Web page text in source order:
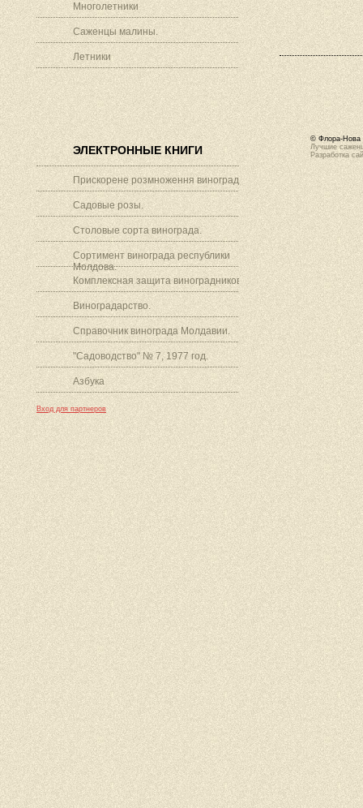
Многолетники
Саженцы малины.
Летники
ЭЛЕКТРОННЫЕ КНИГИ
Прискорене розмноження винограду.
Садовые розы.
Столовые сорта винограда.
Сортимент винограда республики
Молдова.
Комплексная защита виноградников.
Виноградарство.
Справочник винограда Молдавии.
"Садоводство" № 7, 1977 год.
Азбука
Вход для партнеров
© Флора-Нова
Лучшие
Разработка